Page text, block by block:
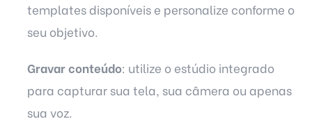
templates disponíveis e personalize conforme o
seu objetivo.
Gravar conteúdo: utilize o estúdio integrado
para capturar sua tela, sua câmera ou apenas
sua voz.